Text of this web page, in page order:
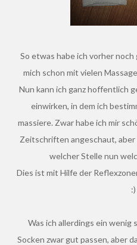
So etwas habe ich vorher
mich schon mit vielen
Nun kann ich ganz hoffentlich
einwirken, in dem ich
massiere. Zwar habe ich mir
Zeitschriften angeschaut, aber
welcher Stelle nun
Dies ist mit Hilfe der
:)
Was ich allerdings ein wenig
Socken zwar gut passen, aber